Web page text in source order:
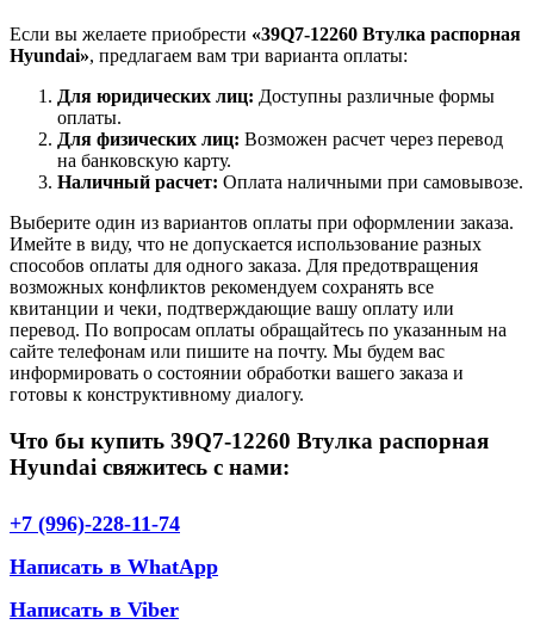
Если вы желаете приобрести «39Q7-12260 Втулка распорная
Hyundai», предлагаем вам три варианта оплаты:
Для юридических лиц: Доступны различные формы
оплаты.
Для физических лиц: Возможен расчет через перевод
на банковскую карту.
Наличный расчет: Оплата наличными при самовывозе.
Выберите один из вариантов оплаты при оформлении заказа.
Имейте в виду, что не допускается использование разных
способов оплаты для одного заказа. Для предотвращения
возможных конфликтов рекомендуем сохранять все
квитанции и чеки, подтверждающие вашу оплату или
перевод. По вопросам оплаты обращайтесь по указанным на
сайте телефонам или пишите на почту. Мы будем вас
информировать о состоянии обработки вашего заказа и
готовы к конструктивному диалогу.
Что бы купить 39Q7-12260 Втулка распорная
Hyundai свяжитесь с нами:
+7 (996)-228-11-74
Написать в WhatApp
Написать в Viber